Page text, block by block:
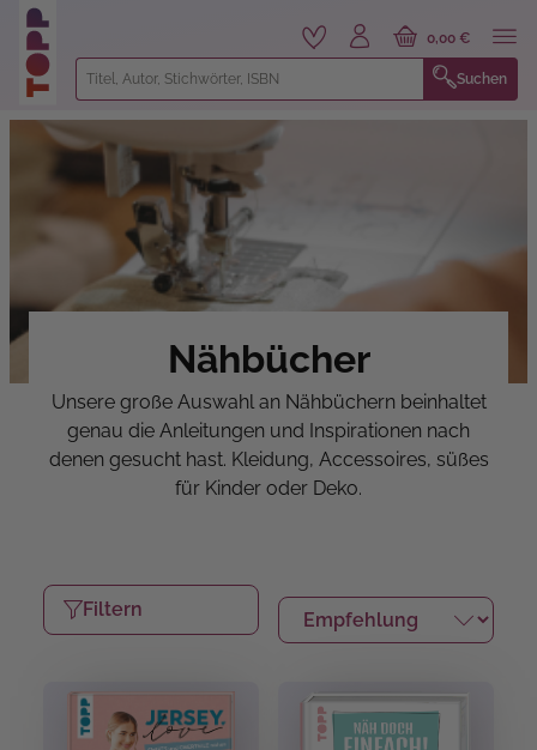
springen
Suchen
0,00 €
Nähbücher
Unsere große Auswahl an Nähbüchern beinhaltet
genau die Anleitungen und Inspirationen nach
denen gesucht hast. Kleidung, Accessoires, süßes
für Kinder oder Deko.
Filtern